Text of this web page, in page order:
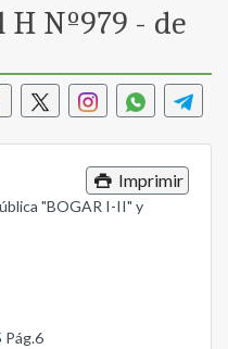
Nº979 - de
Imprimir
"BOGAR I-II" y
Pág.6